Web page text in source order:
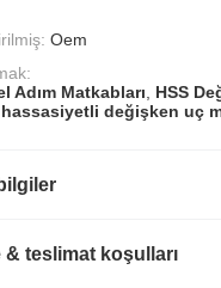
Oem
Adım Matkabları
HSS
değişken uç
& teslimat koşulları